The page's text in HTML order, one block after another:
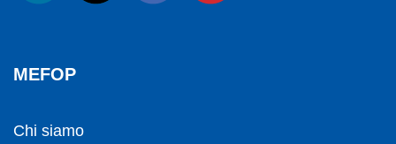
MEFOP
Chi siamo